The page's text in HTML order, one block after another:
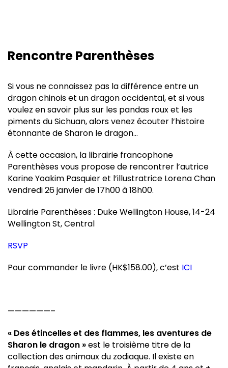
Rencontre Parenthèses
Si vous ne connaissez pas la différence entre un
dragon chinois et un dragon occidental, et si vous
voulez en savoir plus sur les pandas roux et les
piments du Sichuan, alors venez écouter l’histoire
étonnante de Sharon le dragon…
À cette occasion, la librairie francophone
Parenthèses vous propose de rencontrer l’autrice
Karine Yoakim Pasquier et l’illustratrice Lorena Chan
vendredi 26 janvier de 17h00 à 18h00.
Librairie Parenthèses : Duke Wellington House, 14-24
Wellington St, Central
RSVP
Pour commander le livre (HK$158.00), c’est ICI
——————–
« Des étincelles et des flammes, les aventures de
Sharon le dragon »est le troisième titre de la
collection des animaux du zodiaque. Il existe en